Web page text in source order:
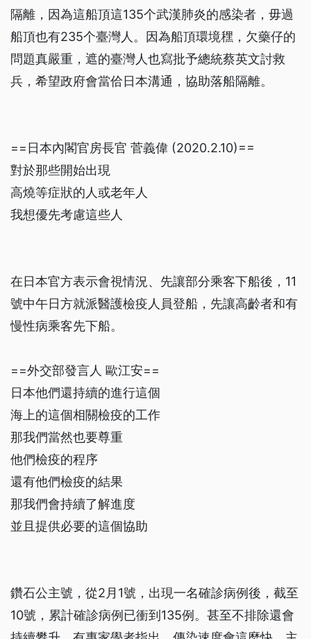
隔離，因為這船頂這135个武漢肺炎的感染者，毋過
船頂也有235个臺灣人。因為船頂環境䆀，欠藥仔的
問題真嚴重，遮的臺灣人也寫批予總統蔡英文討救
兵，希望政府會當佮日本溝通，協助落船隔離。
==日本內閣官房長官 菅義偉 (2020.2.10)==
對於那些開始出現
高燒等症狀的人或老年人
我想優先考慮這些人
在日本官方表示會視情況、先讓部分乘客下船後，11
號中午日方就派醫護檢疫人員登船，先讓高齡者和有
慢性病乘客先下船。
==外交部發言人 歐江安==
日本他們還持續的進行這個
海上的這個相關檢疫的工作
那我們當然也要尊重
他們檢疫的程序
還有他們檢疫的結果
那我們會持續了解進度
並且提供必要的這個協助
鑽石公主號，從2月1號，出現一名確診病例後，截至
10號，累計確診病例已衝到135例。甚至不排除還會